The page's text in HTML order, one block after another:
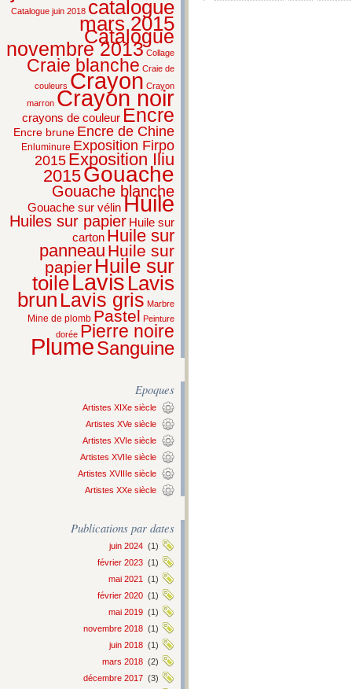
Catalogue juin 2018 catalogue
mars 2015
Catalogue
novembre 2013 Collage
Craie blanche Craie de
couleurs Crayon Crayon
marron Crayon noir
crayons de couleur Encre
Encre brune Encre de Chine
Enluminure Exposition Firpo
2015 Exposition Iliu
2015Gouache
Gouache blanche
Gouache sur vélinHuile
Huiles sur papier Huile sur
carton Huile sur
panneau Huile sur
papier Huile sur
toileLavis Lavis
brun Lavis gris Marbre
Mine de plomb Pastel Peinture
dorée Pierre noire
PlumeSanguine
Epoques
Artistes XIXe siècle
Artistes XVe siècle
Artistes XVIe siècle
Artistes XVIIe siècle
Artistes XVIIIe siècle
Artistes XXe siècle
Publications par dates
juin 2024 (1)
février 2023 (1)
mai 2021
(1)
février 2020 (1)
mai 2019 (1)
novembre 2018 (1)
juin 2018 (1)
mars 2018 (2)
décembre 2017 (3)